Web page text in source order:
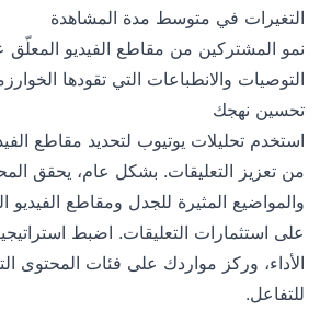
التغيرات في متوسط مدة المشاهدة
نمو المشتركين من مقاطع الفيديو المعلّق
التوصيات والانطباعات التي تقودها
تحسين نهجك
استخدم تحليلات يوتيوب لتحديد مقاطع
من تعزيز التعليقات. بشكل عام، يحقق
والمواضيع المثيرة للجدل ومقاطع الفيديو
على استثمارات التعليقات. اضبط
الأداء، وركز مواردك على فئات المحتوى
للتفاعل.